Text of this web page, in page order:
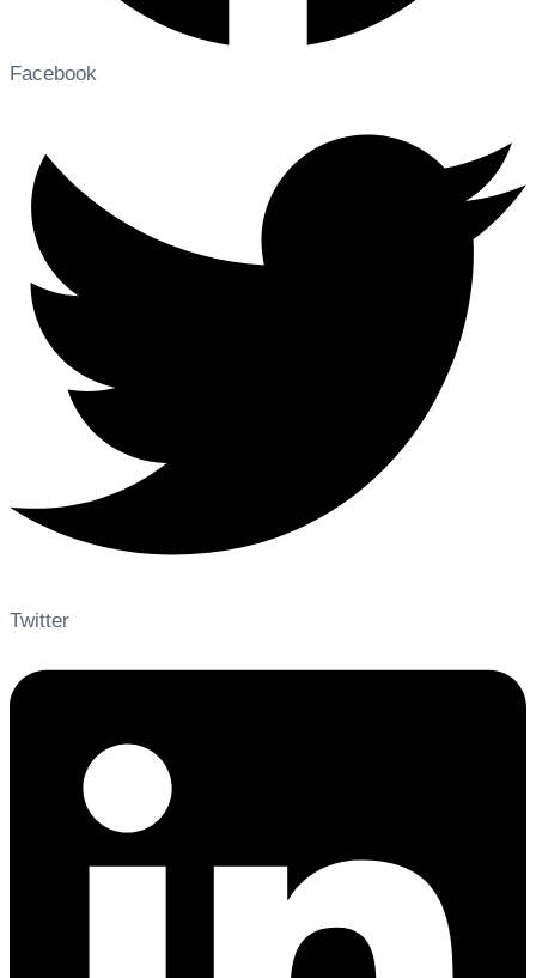
Facebook
Twitter